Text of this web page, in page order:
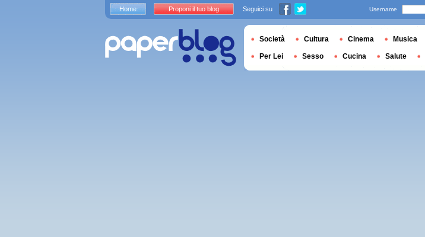
Home Proponi il tuo blog Seguici su Username
Società Cultura Cinema Musica
Per Lei Sesso Cucina Salute